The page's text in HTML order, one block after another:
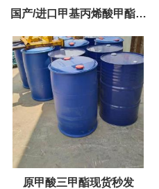
国产/进口甲基丙烯酸甲酯原
装现货 优势出
原甲酸三甲酯现货秒发